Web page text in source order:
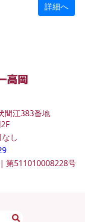
詳細へ
間江383番地
し
第511010008228号